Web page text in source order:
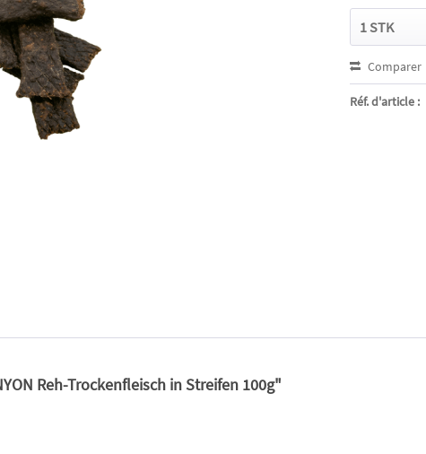
Comparer
Réf. d'article :
Reh-Trockenfleisch in Streifen 100g"